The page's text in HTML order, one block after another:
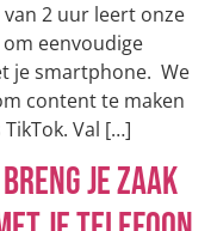
van 2 uur leert onze
eenvoudige
je smartphone. We
content te maken
Val […]
je zaak